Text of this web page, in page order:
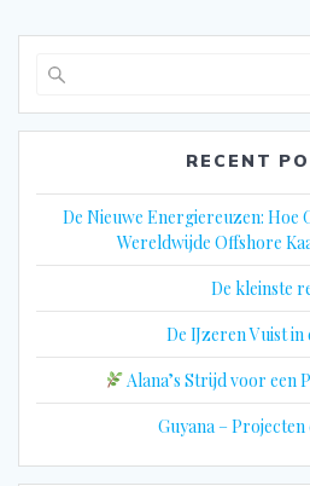
RECENT
De Nieuwe Energiereuzen: Hoe
Wereldwijde Offshore
De kleinste
De IJzeren Vuist in
Alana’s Strijd voor een
Guyana – Projecten